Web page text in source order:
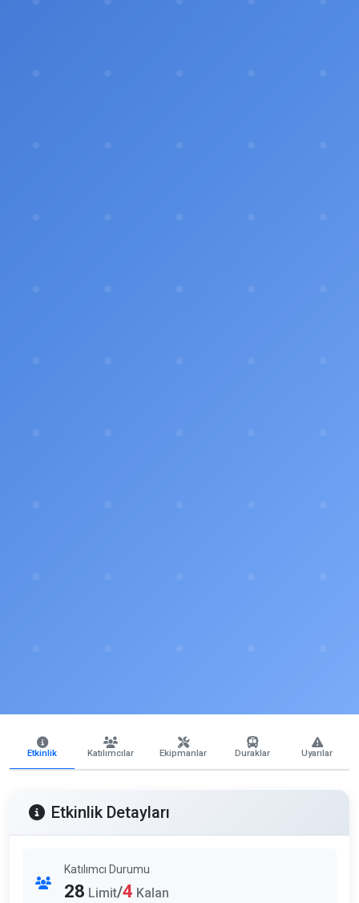
Etkinlik Katılımcılar Ekipmanlar Duraklar Uyarılar
Etkinlik Detayları
Katılımcı Durumu
28 Limit/4 Kalan